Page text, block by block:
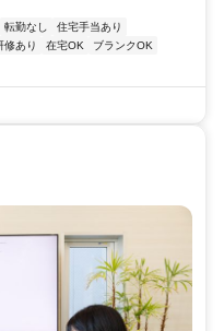
転勤なし
住宅手当あり
修あり 在宅OK
ブランクOK